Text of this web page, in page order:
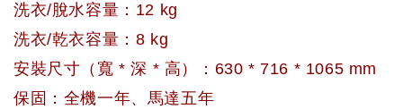
洗衣/脫水容量：12 kg
洗衣/乾衣容量：8 kg
安裝尺寸（寬 * 深 * 高）：630 * 716 * 1065 mm
保固：全機一年、馬達五年